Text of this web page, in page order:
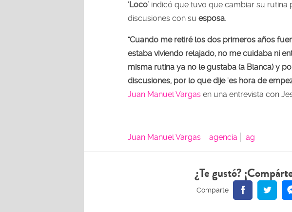
‘Loco’ indicó que tuvo que cambiar su rutina
discusiones con su esposa
"Cuando me retiré los dos primeros años
estaba viviendo relajado, no me cuidaba ni
misma rutina ya no le gustaba (a Blanca) y
discusiones, por lo que dije 'es hora de
Juan Manuel Vargas en una entrevista con
Juan Manuel Vargas agencia ag
¿Te gustó?